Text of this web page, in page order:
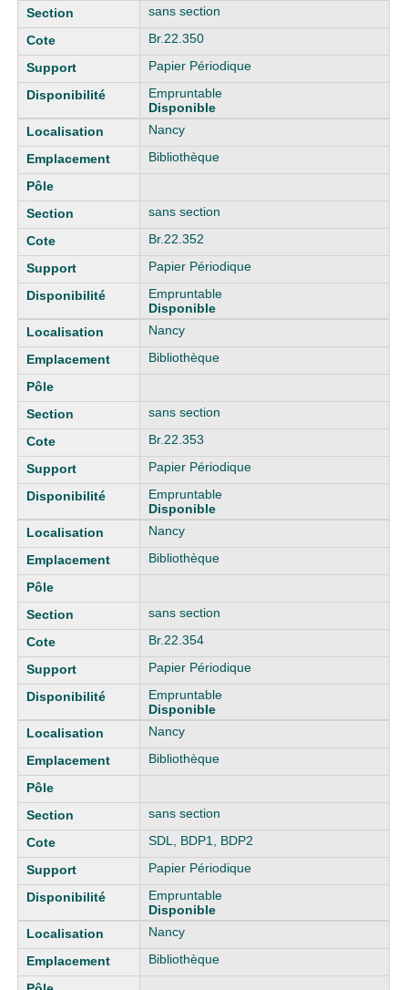
sans section
Br.22.350
Papier Périodique
Empruntable
Disponible
Nancy
Bibliothèque
sans section
Br.22.352
Papier Périodique
Empruntable
Disponible
Nancy
Bibliothèque
sans section
Br.22.353
Papier Périodique
Empruntable
Disponible
Nancy
Bibliothèque
sans section
Br.22.354
Papier Périodique
Empruntable
Disponible
Nancy
Bibliothèque
sans section
SDL, BDP1, BDP2
Papier Périodique
Empruntable
Disponible
Nancy
Bibliothèque